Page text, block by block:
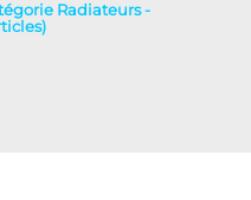
Radiateurs -